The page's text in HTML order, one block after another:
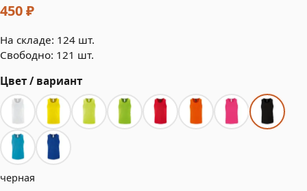
450 ₽
На складе: 124 шт.
Свободно: 121 шт.
Цвет / вариант
черная